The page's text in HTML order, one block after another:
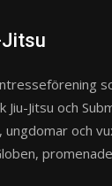
Jiu-Jitsu och
och